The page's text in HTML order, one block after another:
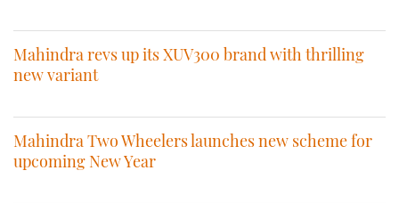
Mahindra revs up its XUV300 brand with thrilling
new variant
Mahindra Two Wheelers launches new scheme for
upcoming New Year